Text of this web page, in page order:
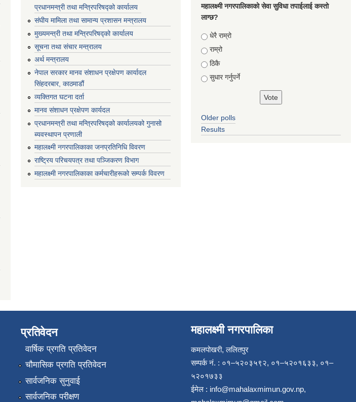
प्रधानमन्त्री तथा मन्त्रिपरिषद्को कार्यालय
संघीय मामिला तथा सामान्य प्रशासन मन्त्रालय
मुख्यमन्त्री तथा मन्त्रिपरिषद्को कार्यालय
सूचना तथा संचार मन्त्रालय
अर्थ मन्त्रालय
नेपाल सरकार मानव संशाधन प्रक्षेपण कार्यादल
सिंहदरबार, काठमाडौं
व्यक्तिगत घटना दर्ता
मानव संशाधन प्रक्षेपण कार्यदल
प्रधानमन्त्री तथा मन्त्रिपरिषद्को कार्यालयको गुनासो
ब्यवस्थापन प्रणाली
महालक्ष्मी नगरपालिकाका जनप्रतिनिधि विवरण
राष्ट्रिय परिचयपत्र तथा पञ्जिकरण विभाग
महालक्ष्मी नगरपालिकाका कर्मचारीहरूको सम्पर्क विवरण
महालक्ष्मी नगरपालिकाको सेवा सुविधा तपाईलाई कस्तो
लाग्छ?
Choices
धेरै राम्रो
राम्रो
ठिकै
सुधार गर्नुपर्ने
Older polls
Results
प्रतिवेदन
वार्षिक प्रगति प्रतिवेदन
चौमासिक प्रगति प्रतिवेदन
सार्वजनिक सुनुवाई
सार्वजनिक परीक्षण
महालक्ष्मी नगरपालिका
कमलपोखरी, ललितपुर
सम्पर्क नं. : ०१–५२०३५९२, ०१–५२०१६३३, ०१–
५२०१७३३
ईमेल : info@mahalaxmimun.gov.np,